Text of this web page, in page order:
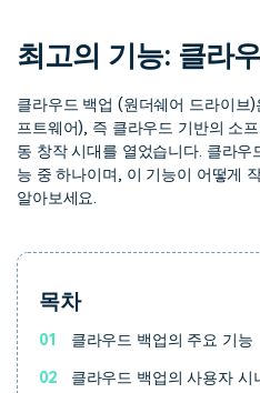
가격
검색
최고의 기능: 클라
클라우드 백업 (원더쉐어 드라이브
프트웨어), 즉 클라우드 기반의 소
동 창작 시대를 열었습니다. 클라
능 중 하나이며, 이 기능이 어떻게
알아보세요.
목차
01 클라우드 백업의 주요 기능
02 클라우드 백업의 사용자 시